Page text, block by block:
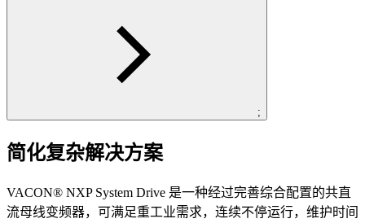
;
简化复杂解决方案
VACON® NXP System Drive 是一种经过完善综合配置的共直
流母线变频器，可满足重工业需求，连续不停运行，维护时间